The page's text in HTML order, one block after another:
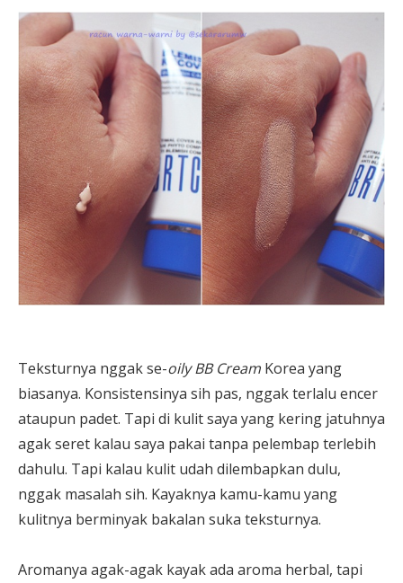
Teksturnya nggak se-oily BB Cream Korea yang
biasanya. Konsistensinya sih pas, nggak terlalu encer
ataupun padet. Tapi di kulit saya yang kering jatuhnya
agak seret kalau saya pakai tanpa pelembap terlebih
dahulu. Tapi kalau kulit udah dilembapkan dulu,
nggak masalah sih. Kayaknya kamu-kamu yang
kulitnya berminyak bakalan suka teksturnya.
Aromanya agak-agak kayak ada aroma herbal, tapi